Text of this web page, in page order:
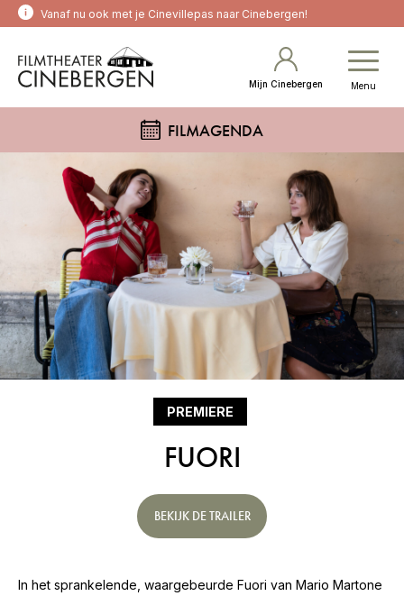
Vanaf nu ook met je Cinevillepas naar Cinebergen!
Mijn Cinebergen Menu
FILMAGENDA
PREMIERE
FUORI
BEKIJK DE TRAILER
In het sprankelende, waargebeurde Fuori van Mario Martone